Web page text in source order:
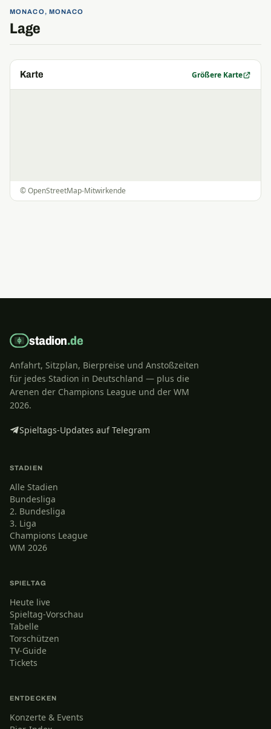
MONACO, MONACO
Lage
Karte Größere Karte
©OpenStreetMap-Mitwirkende
stadion.de
Anfahrt, Sitzplan, Bierpreise und Anstoßzeiten
für jedes Stadion in Deutschland — plus die
Arenen der Champions League und der WM
2026.
Spieltags-Updates auf Telegram
STADIEN
Alle Stadien
Bundesliga
2. Bundesliga
3. Liga
Champions League
WM 2026
SPIELTAG
Heute live
Spieltag-Vorschau
Tabelle
Torschützen
TV-Guide
Tickets
ENTDECKEN
Konzerte & Events